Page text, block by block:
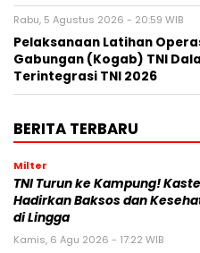
Rabu, 5 Agustus 2026 - 20:59 WIB
Pelaksanaan Latihan
Gabungan (Kogab) TNI
Terintegrasi TNI 2026
BERITA TERBARU
Milter
TNI Turun ke Kampung!
Hadirkan Baksos dan
di Lingga
Kamis, 6 Agu 2026 - 17:22 WIB